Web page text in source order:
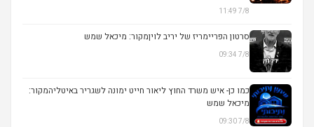
7/8 11:49
▶
סרטון הפריימריז של יריב לויןמקור: מיכאל שמש
7/8 09:34
כמו כן- איש משרד החוץ ליאור חייט ימונה לשגריר באיטליהמקור:
מיכאל שמש
7/8 09:30